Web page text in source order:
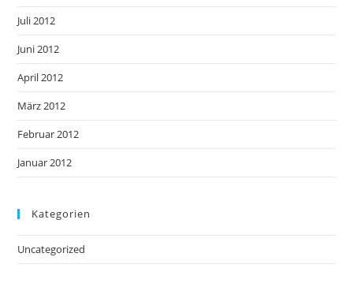
Juli 2012
Juni 2012
April 2012
März 2012
Februar 2012
Januar 2012
Kategorien
Uncategorized